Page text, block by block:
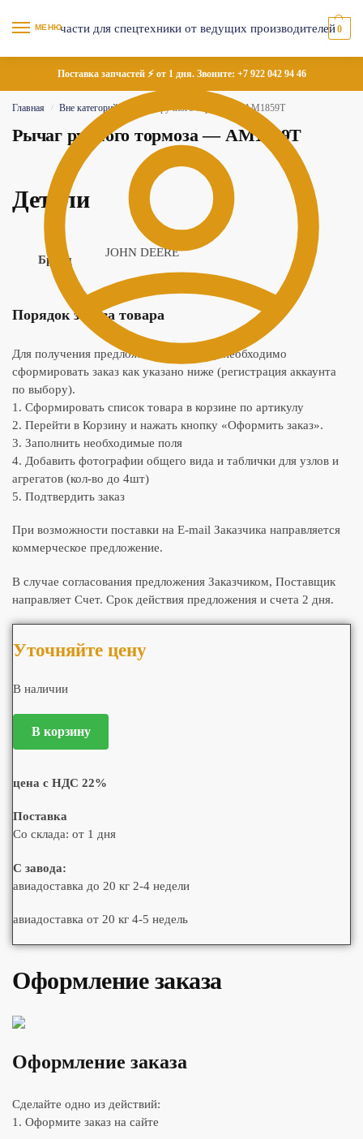
МЕНЮ 0
Поставка запчастей ⚡ от 1 дня. Звоните: +7 922 042 94 46
Главная / Вне категорий Рычаг ручного тормоза — AM1859T
Рычаг ручного тормоза — AM1859T
Детали
Бренд
JOHN DEERE
Порядок заказа товара
Для получения предложения по товару необходимо
сформировать заказ как указано ниже (регистрация аккаунта
по выбору).
1. Сформировать список товара в корзине по артикулу
2. Перейти в Корзину и нажать кнопку «Оформить заказ».
3. Заполнить необходимые поля
4. Добавить фотографии общего вида и таблички для узлов и
агрегатов (кол-во до 4шт)
5. Подтвердить заказ
При возможности поставки на E-mail Заказчика направляется
коммерческое предложение.
В случае согласования предложения Заказчиком, Поставщик
направляет Счет. Срок действия предложения и счета 2 дня.
Уточняйте цену
В наличии
В корзину
цена с НДС 22%
Поставка
Со склада: от 1 дня
С завода:
авиадоставка до 20 кг 2-4 недели
авиадоставка от 20 кг 4-5 недель
Оформление заказа
Оформление заказа
Сделайте одно из действий:
1. Оформите заказ на сайте